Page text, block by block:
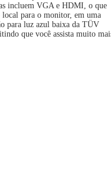
incluem VGA e HDMI, o que
local para o monitor, em uma
para luz azul baixa da TÜV
que você assista muito